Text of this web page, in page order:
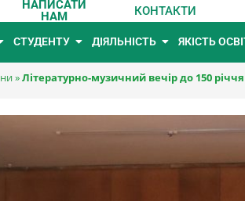
НАПИСАТИ
НАМ
КОНТАКТИ
СТУДЕНТУ ДІЯЛЬНІСТЬ ЯКІСТЬ
»Літературно-музичний вечір до 150